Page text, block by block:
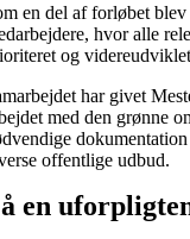
en del af forløbet
hvor alle
og
har givet
med den grønne
offentlige udbud.
en